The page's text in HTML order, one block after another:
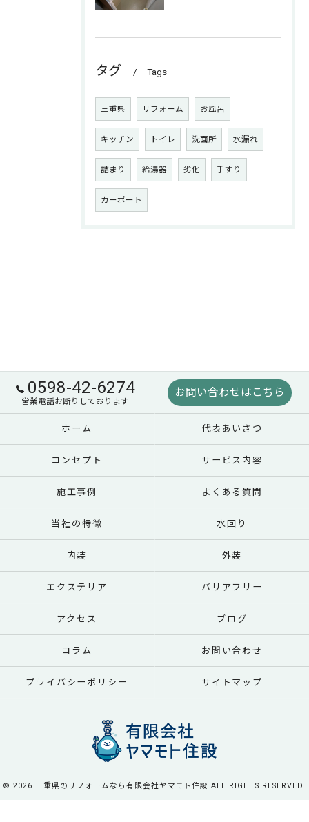
タグ Tags
三重県 リフォーム お風呂
キッチン トイレ 洗面所 水漏れ
詰まり 給湯器 劣化 手すり
カーポート
0598-42-6274
営業電話お断りしております
お問い合わせはこちら
ホーム 代表あいさつ
コンセプト サービス内容
施工事例 よくある質問
当社の特徴 水回り
内装 外装
エクステリア バリアフリー
アクセス ブログ
コラム お問い合わせ
プライバシーポリシー サイトマップ
© 2026 三重県のリフォームなら有限会社ヤマモト住設 ALL RIGHTS RESERVED.